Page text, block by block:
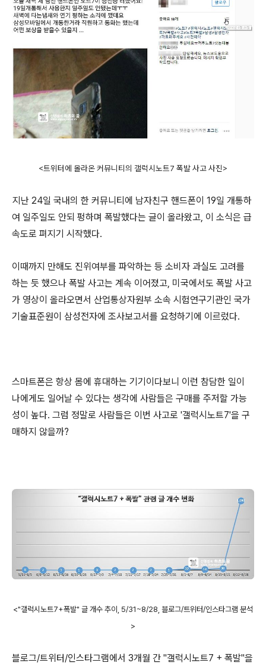
<트위터에 올라온 커뮤니티의 갤럭시노트7 폭발 사고 사진>
지난 24일 국내의 한 커뮤니티에 남자친구 핸드폰이 19일 개통하
여 일주일도 안되 펑하며 폭발했다는 글이 올라왔고, 이 소식은 급
속도로 펴지기 시작했다.
이때까지 만해도 진위여부를 파악하는 등 소비자 과실도 고려를
하는 듯 했으나 폭발 사고는 계속 이어졌고, 미국에서도 폭발 사고
가 영상이 올라오면서 산업통상자원부 소속 시험연구기관인 국가
기술표준원이 삼성전자에 조사보고서를 요청하기에 이르렀다.
스마트폰은 항상 몸에 휴대하는 기기이다보니 이런 참담한 일이
나에게도 일어날 수 있다는 생각에 사람들은 구매를 주저할 가능
성이 높다. 그럼 정말로 사람들은 이번 사고로 '갤럭시노트7'을 구
매하지 않을까?
<"갤럭시노트7+폭발" 글 개수 추이, 5/31~8/28, 블로그/트위터/인스타그램 분석
>
블로그/트위터/인스타그램에서 3개월 간 "갤럭시노트7 + 폭발"을